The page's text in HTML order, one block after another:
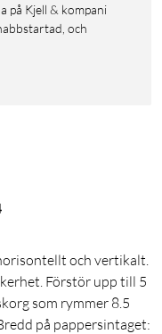
och
och vertikalt.
Förstör upp till 5
som rymmer 8.5
på pappersintaget: